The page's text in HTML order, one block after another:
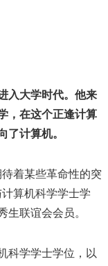
入大学时代。他来
，在这个正逢计算
了计算机。
着某些革命性的突
算机科学学士学
生联谊会会员。
科学学士学位，以